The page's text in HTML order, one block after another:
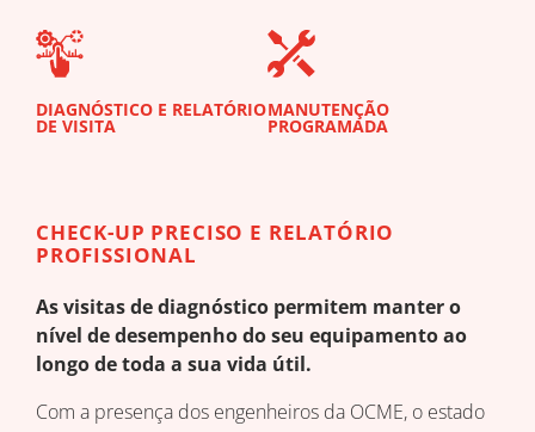
DIAGNÓSTICO E RELATÓRIO
DE VISITA
MANUTENÇÃO
PROGRAMADA
CHECK-UP PRECISO E RELATÓRIO
PROFISSIONAL
As visitas de diagnóstico permitem manter o
nível de desempenho do seu equipamento ao
longo de toda a sua vida útil.
Com a presença dos engenheiros da OCME, o estado